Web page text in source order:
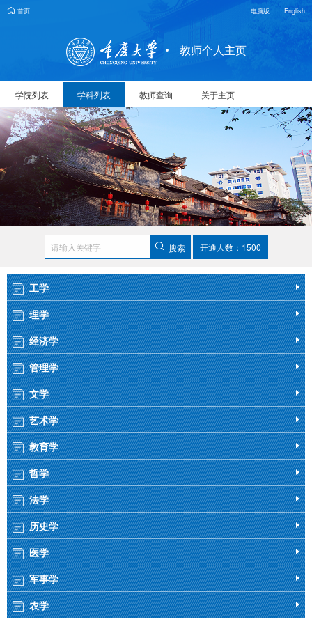
首页 电脑版 English
教师个人主页
学院列表 学科列表 教师查询 关于主页
搜索 开通人数：1500
工学
理学
经济学
管理学
文学
艺术学
教育学
哲学
法学
历史学
医学
军事学
农学